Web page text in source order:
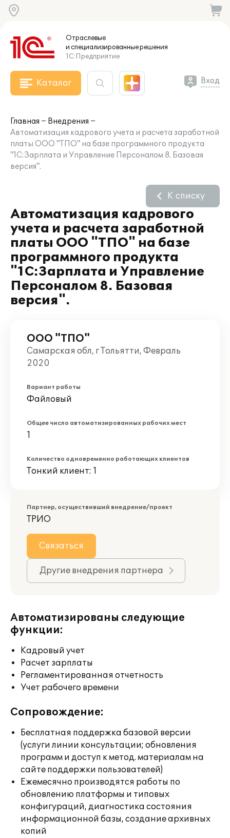
Отраслевые
и специализированныерешения
1С:Предприятие
Каталог Вход
Главная
Внедрения
Автоматизация кадрового учета и расчета заработной
платы ООО "ТПО" на базе программного продукта
"1С:Зарплата и Управление Персоналом 8. Базовая
версия".
Автоматизация кадрового
учета и расчета заработной
платы ООО "ТПО" на базе
программного продукта
"1С:Зарплата и Управление
Персоналом 8. Базовая
версия".
К списку
ООО "ТПО"
Самарская обл, г Тольятти, Февраль
2020
Вариант работы
Файловый
Общее число автоматизированных рабочих мест
1
Количество одновременно работающих клиентов
Тонкий клиент: 1
Партнер, осуществивший внедрение/проект
ТРИО
Связаться
Другие внедрения партнера
Автоматизированы следующие
функции:
Кадровый учет
Расчет зарплаты
Регламентированная отчетность
Учет рабочего времени
Сопровождение:
Бесплатная поддержка базовой версии
(услуги линии консультации; обновления
программ и доступ к метод. материалам на
сайте поддержки пользователей)
Ежемесячно производятся работы по
обновлению платформы и типовых
конфигураций, диагностика состояния
информационной базы, создание архивных
копий